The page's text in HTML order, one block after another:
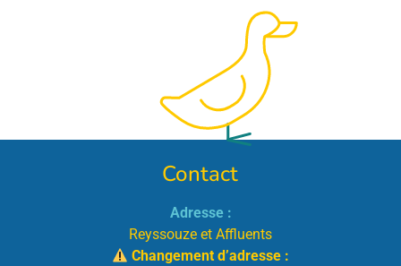
Contact
Adresse :
Reyssouze et Affluents
Changement d’adresse :